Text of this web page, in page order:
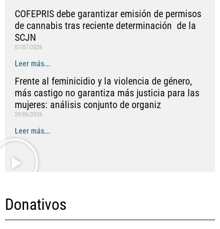
COFEPRIS debe garantizar emisión de permisos
de cannabis tras reciente determinación de la
SCJN
07/07/2026
Leer más...
Frente al feminicidio y la violencia de género,
más castigo no garantiza más justicia para las
mujeres: análisis conjunto de organiz
29/06/2026
Leer más...
Donativos